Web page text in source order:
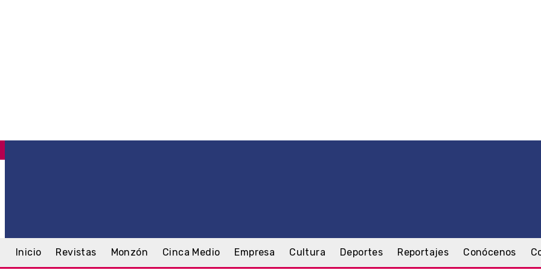
Inicio Revistas Monzón Cinca Medio Empresa Cultura Deportes Reportajes Conócenos